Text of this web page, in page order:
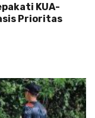
KUA-
Prioritas